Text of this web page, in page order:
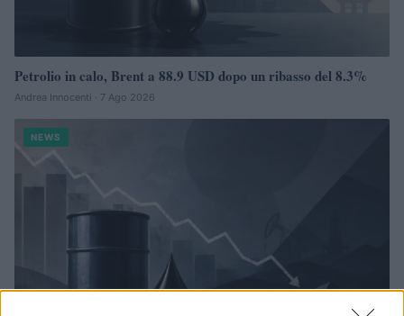
Petrolio in calo, Brent a 88.9 USD dopo un ribasso del 8.3%
Andrea Innocenti · 7 Ago 2026
NEWS